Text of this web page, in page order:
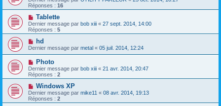
Réponses : 16
Tablette
Dernier message par bob xiii « 27 sept. 2014, 14:00
Réponses : 5
hd
Dernier message par metal « 05 juil. 2014, 12:24
Photo
Dernier message par bob xiii « 21 avr. 2014, 20:47
Réponses : 2
Windows XP
Dernier message par mike11 « 08 avr. 2014, 19:13
Réponses : 2